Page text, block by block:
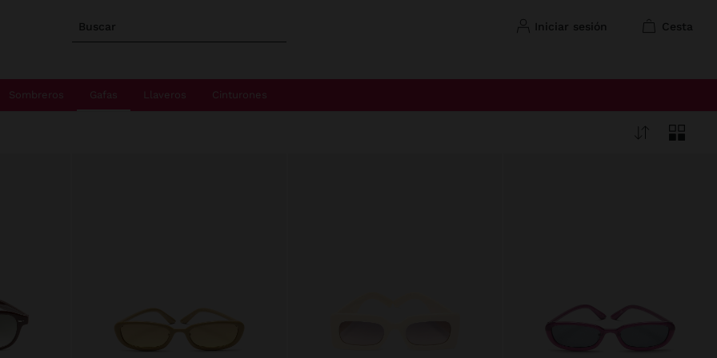
Buscar iniciar sesión cesta
Sombreros Gafas Llaveros Cinturones